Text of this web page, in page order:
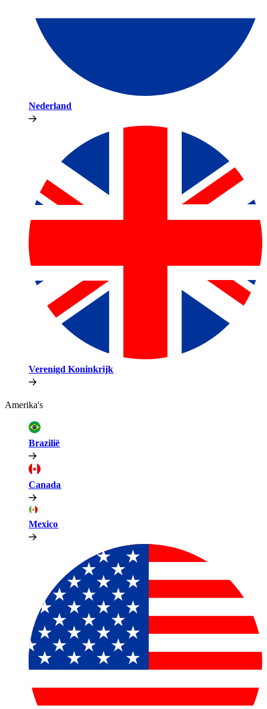
Nederland​​
Verenigd Koninkrijk​​
Amerika's​​
Brazilië​​
Canada​​
Mexico​​